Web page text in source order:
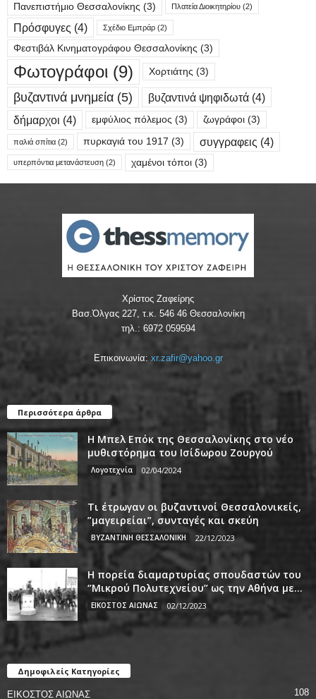
Πανεπιστήμιο Θεσσαλονίκης (3) Πλατεία Διοικητηρίου (2)
Πρόσφυγες (4) Σχέδιο Εμπράρ (2)
Φεστιβάλ Κινηματογράφου Θεσσαλονίκης (3)
Φωτογράφοι (9) Χορτιάτης (3)
βυζαντινά μνημεία (5) βυζαντινά ψηφιδωτά (4)
δήμαρχοι (4) εμφύλιος πόλεμος (3) ζωγράφοι (3)
παλιά σπίτια (2) πυρκαγιά του 1917 (3) συγγραφεις (4)
υπερπόντια μετανάστευση (2) χαμένοι τόποι (3)
Χρίστος Ζαφείρης
Βασ.Όλγας 227, τ.κ. 546 46 Θεσσαλονίκη
τηλ.: 6972 059594
Επικοινωνία: xr.zafir@yahoo.gr
Περισσότερα άρθρα
Η Μπελ Επόκ της Θεσσαλονίκης στο νέο
μυθιστόρημα του Ισίδωρου Ζουργού
Λογοτεχνία 02/04/2024
Τι έτρωγαν οι βυζαντινοί Θεσσαλονικείς,
”μαγειρείαι”, συνταγές και σκεύη
ΒΥΖΑΝΤΙΝΗ ΘΕΣΣΑΛΟΝΙΚΗ 22/12/2023
Η πορεία διαμαρτυρίας σπουδαστών του
‘’Μικρού Πολυτεχνείου’’ ως την Αθήνα με...
ΕΙΚΟΣΤΟΣ ΑΙΩΝΑΣ 02/12/2023
Δημοφιλείς Κατηγορίες
ΕΙΚΟΣΤΟΣ ΑΙΩΝΑΣ 108